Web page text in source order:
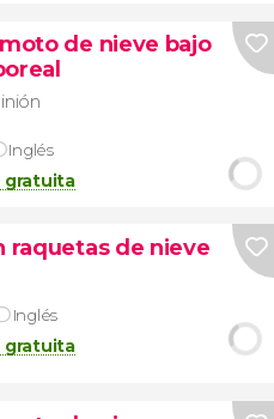
de nieve bajo
Inglés
gratuita
raquetas de nieve
Inglés
gratuita